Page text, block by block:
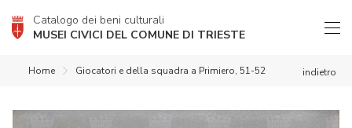
Catalogo dei beni culturali
MUSEI CIVICI DEL COMUNE DI TRIESTE
indietro
Home Giocatori e della squadra a Primiero, 51-52